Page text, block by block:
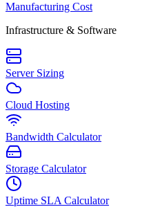
Manufacturing Cost
Infrastructure & Software
Server Sizing
Cloud Hosting
Bandwidth Calculator
Storage Calculator
Uptime SLA Calculator